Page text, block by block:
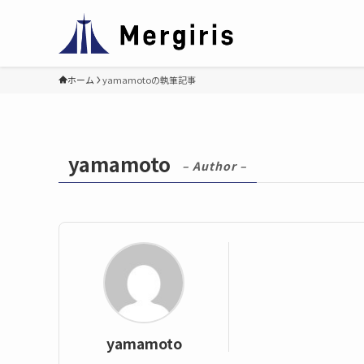
ホーム yamamotoの執筆記事
yamamoto – Author –
yamamoto